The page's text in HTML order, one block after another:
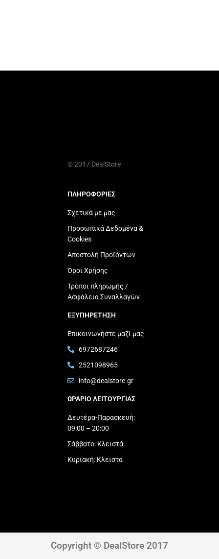
© 2017 DealStore
ΠΛΗΡΟΦΟΡΙΕΣ
Σχετικά με μας
Προσωπικά Δεδομένα &
Cookies
Αποστολή Προϊόντων
Όροι Χρήσης
Τρόποι πληρωμής /
Ασφάλεια Συναλλαγών
ΕΞΥΠΗΡΕΤΗΣΗ
Επικοινωνήστε μαζί μας
6972687246
2521098965
info@dealstore.gr
ΩΡΑΡΙΟ ΛΕΙΤΟΥΡΓΙΑΣ​
Δευτέρα-Παρασκευή:
09:00 – 20:00
Σάββατο: Κλειστά
Κυριακή: Κλειστά
Copyright © DealStore 2017